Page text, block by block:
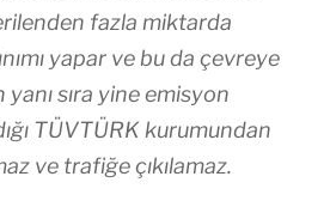
fazla miktarda
yapar ve bu da çevreye
sıra yine emisyon
TÜVTÜRK kurumundan
ve trafiğe çıkılamaz.